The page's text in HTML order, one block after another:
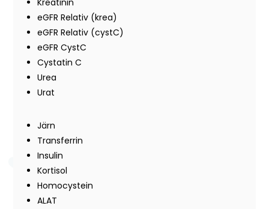
Kreatinin
eGFR Relativ (krea)
eGFR Relativ (cystC)
eGFR CystC
Cystatin C
Urea
Urat
Järn
Transferrin
Insulin
Kortisol
Homocystein
ALAT